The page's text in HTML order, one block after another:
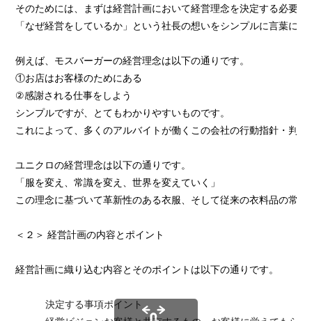
そのためには、まずは経営計画において経営理念を決定する必要が
「なぜ経営をしているか」という社長の想いをシンプルに言葉にし
例えば、モスバーガーの経営理念は以下の通りです。
①お店はお客様のためにある
②感謝される仕事をしよう
シンプルですが、とてもわかりやすいものです。
これによって、多くのアルバイトが働くこの会社の行動指針・判
ユニクロの経営理念は以下の通りです。
「服を変え、常識を変え、世界を変えていく」
この理念に基づいて革新性のある衣服、そして従来の衣料品の常
＜２＞ 経営計画の内容とポイント
経営計画に織り込む内容とそのポイントは以下の通りです。
決定する事項ポイント